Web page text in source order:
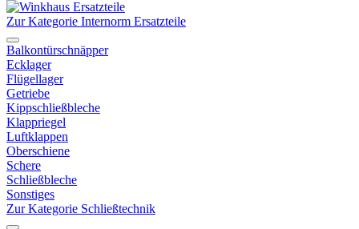
Zur Kategorie Internorm Ersatzteile
Balkontürschnäpper
Ecklager
Flügellager
Getriebe
Kippschließbleche
Klappriegel
Luftklappen
Oberschiene
Schere
Schließbleche
Sonstiges
Zur Kategorie Schließtechnik